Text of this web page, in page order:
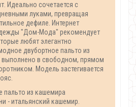
Идеально сочетается с
луками, превращая
дефиле. Интернет
"Дом-Мода" рекомендует
любят элегантно
двубортное пальто из
в свободном, прямом
Модель застегивается
пальто из кашемира
- итальянский кашемир.